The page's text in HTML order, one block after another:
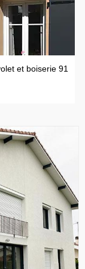
et boiserie 91